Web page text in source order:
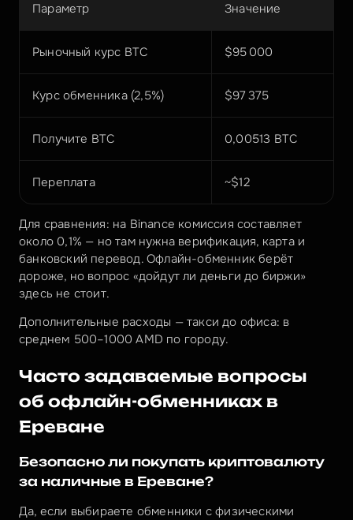
Параметр Значение
Рыночный курс BTC $95 000
Курс обменника (2,5%) $97 375
Получите BTC 0,00513 BTC
Переплата ~$12
Для сравнения: на Binance комиссия составляет
около 0,1% — но там нужна верификация, карта и
банковский перевод. Офлайн-обменник берёт
дороже, но вопрос «дойдут ли деньги до биржи»
здесь не стоит.
Дополнительные расходы — такси до офиса: в
среднем 500–1000 AMD по городу.
Часто задаваемые вопросы
об офлайн-обменниках в
Ереване
Безопасно ли покупать криптовалюту
за наличные в Ереване?
Да, если выбираете обменники с физическими